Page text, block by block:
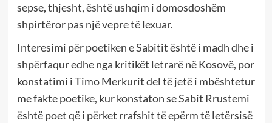
sepse, thjesht, është ushqim i domosdoshëm
shpirtëror pas një vepre të lexuar.
Interesimi për poetiken e Sabitit është i madh dhe i
shpërfaqur edhe nga kritikët letrarë në Kosovë, por
konstatimi i Timo Merkurit del të jetë i mbështetur
me fakte poetike, kur konstaton se Sabit Rrustemi
është poet që i përket rrafshit të epërm të letërsisë